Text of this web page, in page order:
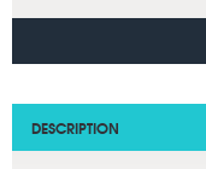
DESCRIPTION